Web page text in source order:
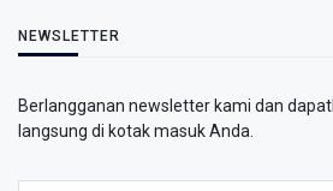
NEWSLETTER
Berlangganan newsletter kami dan
langsung di kotak masuk Anda.